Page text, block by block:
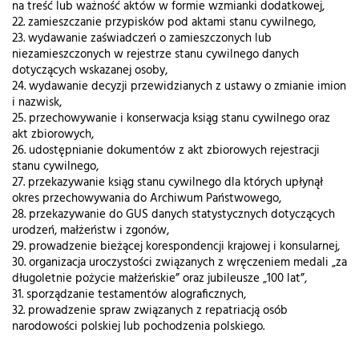
na treść lub ważność aktów w formie wzmianki dodatkowej,
22. zamieszczanie przypisków pod aktami stanu cywilnego,
23. wydawanie zaświadczeń o zamieszczonych lub
niezamieszczonych w rejestrze stanu cywilnego danych
dotyczących wskazanej osoby,
24. wydawanie decyzji przewidzianych z ustawy o zmianie imion
i nazwisk,
25. przechowywanie i konserwacja ksiąg stanu cywilnego oraz
akt zbiorowych,
26. udostępnianie dokumentów z akt zbiorowych rejestracji
stanu cywilnego,
27. przekazywanie ksiąg stanu cywilnego dla których upłynął
okres przechowywania do Archiwum Państwowego,
28. przekazywanie do GUS danych statystycznych dotyczących
urodzeń, małżeństw i zgonów,
29. prowadzenie bieżącej korespondencji krajowej i konsularnej,
30. organizacja uroczystości związanych z wręczeniem medali „za
długoletnie pożycie małżeńskie” oraz jubileusze „100 lat”,
31. sporządzanie testamentów alograficznych,
32. prowadzenie spraw związanych z repatriacją osób
narodowości polskiej lub pochodzenia polskiego.